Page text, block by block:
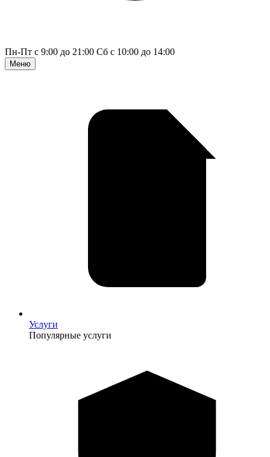
Пн-Пт с 9:00 до 21:00 Сб с 10:00 до 14:00
Меню
Услуги
Популярные услуги